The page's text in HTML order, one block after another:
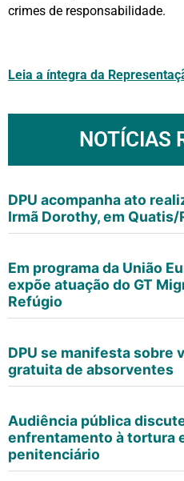
crimes de responsabilidade.
Leia a íntegra da
NOTÍCIAS
DPU acompanha ato
Irmã Dorothy, em Quatis/
Em programa da União
expõe atuação do GT
Refúgio
DPU se manifesta sobre
gratuita de absorventes
Audiência pública
enfrentamento à tortura
penitenciário